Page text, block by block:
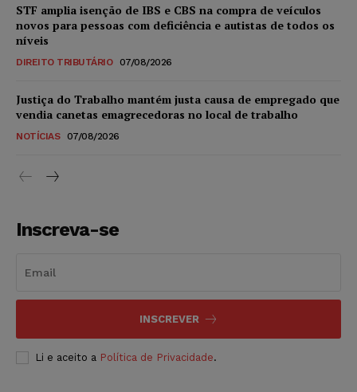
STF amplia isenção de IBS e CBS na compra de veículos
novos para pessoas com deficiência e autistas de todos os
níveis
DIREITO TRIBUTÁRIO 07/08/2026
Justiça do Trabalho mantém justa causa de empregado que
vendia canetas emagrecedoras no local de trabalho
NOTÍCIAS 07/08/2026
Inscreva-se
INSCREVER
Li e aceito a Política de Privacidade.